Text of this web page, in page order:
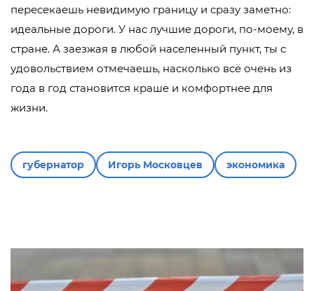
пересекаешь невидимую границу и сразу заметно:
идеальные дороги. У нас лучшие дороги, по-моему, в
стране. А заезжая в любой населенный пункт, ты с
удовольствием отмечаешь, насколько всё очень из
года в год становится краше и комфортнее для
жизни.
губернатор Игорь Московцев экономика